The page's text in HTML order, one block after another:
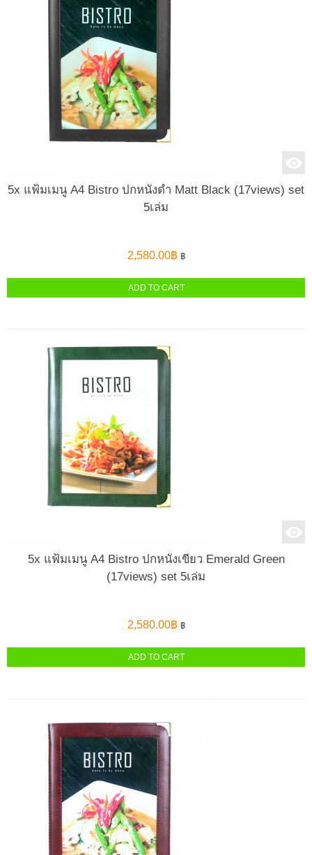
5x แฟ้มเมนู A4 Bistro ปกหนังดำ Matt Black (17views) set
5เล่ม
2,580.00฿ ฿
ADD TO CART
5x แฟ้มเมนู A4 Bistro ปกหนังเขียว Emerald Green
(17views) set 5เล่ม
2,580.00฿ ฿
ADD TO CART